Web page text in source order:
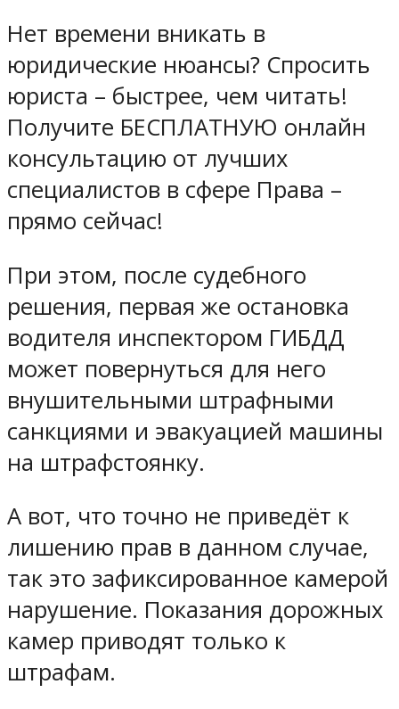
Нет времени вникать в
юридические нюансы? Спросить
юриста – быстрее, чем читать!
Получите БЕСПЛАТНУЮ онлайн
консультацию от лучших
специалистов в сфере Права –
прямо сейчас!
При этом, после судебного
решения, первая же остановка
водителя инспектором ГИБДД
может повернуться для него
внушительными штрафными
санкциями и эвакуацией машины
на штрафстоянку.
А вот, что точно не приведёт к
лишению прав в данном случае,
так это зафиксированное камерой
нарушение. Показания дорожных
камер приводят только к
штрафам.